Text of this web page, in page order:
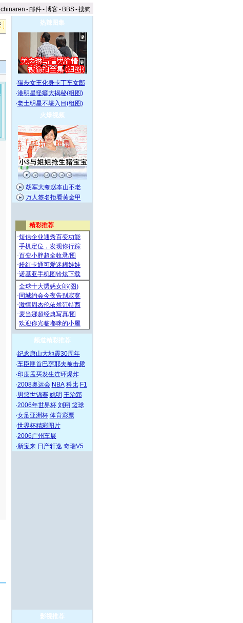
chinaren -邮件-博客- BBS-搜狗
热辣图集
·猫步女王化身卡丁车女郎
·港明星怪癖大揭秘(组图)
·老土明星不堪入目(组图)
火爆视频
胡军大夸赵本山不老
万人签名拒看黄金甲
频道精彩推荐
·纪念唐山大地震30周年
·车臣匪首巴萨耶夫被击毙
·印度孟买发生连环爆炸
·2008奥运会 NBA 科比 F1
·男篮世锦赛 姚明 王治郅
·2006年世界杯 刘翔 篮球
·女足亚洲杯 体育彩票
·世界杯精彩图片
·2006广州车展
·新宝来 日产轩逸 奇瑞V5
影视推荐